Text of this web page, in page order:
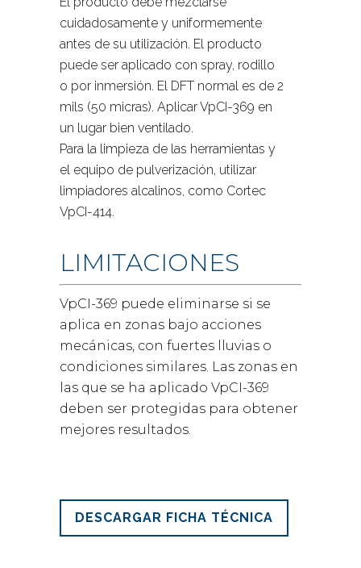
cuidadosamente y uniformemente
antes de su utilización. El producto
puede ser aplicado con spray, rodillo
o por inmersión. El DFT normal es de 2
mils (50 micras). Aplicar VpCI-369 en
un lugar bien ventilado.
Para la limpieza de las herramientas y
el equipo de pulverización, utilizar
limpiadores alcalinos, como Cortec
VpCI-414.
LIMITACIONES
VpCI-369 puede eliminarse si se
aplica en zonas bajo acciones
mecánicas, con fuertes lluvias o
condiciones similares. Las zonas en
las que se ha aplicado VpCI-369
deben ser protegidas para obtener
mejores resultados.
DESCARGAR FICHA TÉCNICA